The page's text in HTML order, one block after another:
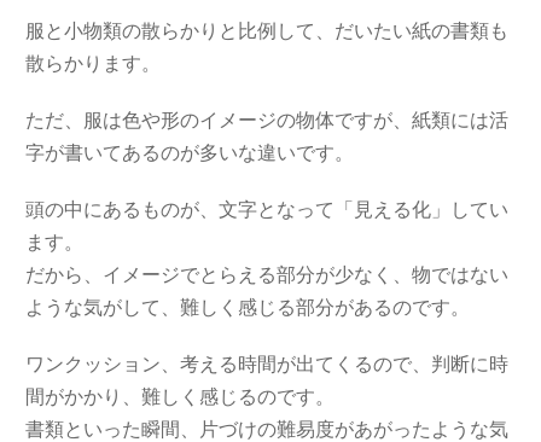
服と小物類の散らかりと比例して、だいたい紙の書類も
散らかります。
ただ、服は色や形のイメージの物体ですが、紙類には活
字が書いてあるのが多いな違いです。
頭の中にあるものが、文字となって「見える化」してい
ます。
だから、イメージでとらえる部分が少なく、物ではない
ような気がして、難しく感じる部分があるのです。
ワンクッション、考える時間が出てくるので、判断に時
間がかかり、難しく感じるのです。
書類といった瞬間、片づけの難易度があがったような気